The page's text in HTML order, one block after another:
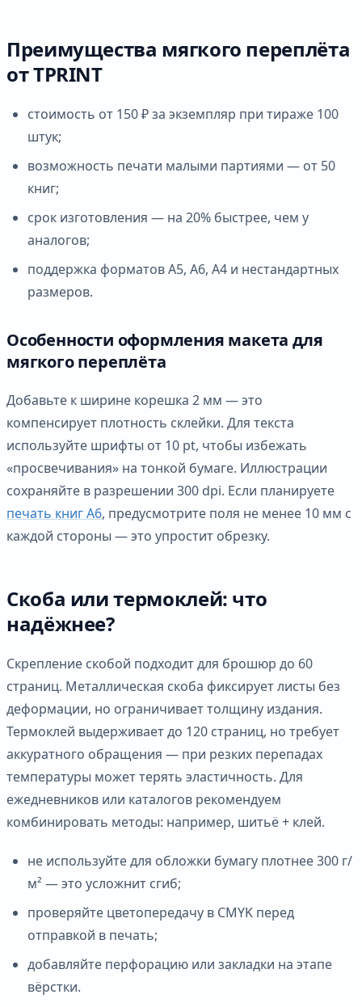
Преимущества мягкого переплёта
от TPRINT
стоимость от 150 ₽ за экземпляр при тираже 100
штук;
возможность печати малыми партиями — от 50
книг;
срок изготовления — на 20% быстрее, чем у
аналогов;
поддержка форматов А5, А6, А4 и нестандартных
размеров.
Особенности оформления макета для
мягкого переплёта
Добавьте к ширине корешка 2 мм — это
компенсирует плотность склейки. Для текста
используйте шрифты от 10 pt, чтобы избежать
«просвечивания» на тонкой бумаге. Иллюстрации
сохраняйте в разрешении 300 dpi. Если планируете
печать книг А6, предусмотрите поля не менее 10 мм с
каждой стороны — это упростит обрезку.
Скоба или термоклей: что
надёжнее?
Скрепление скобой подходит для брошюр до 60
страниц. Металлическая скоба фиксирует листы без
деформации, но ограничивает толщину издания.
Термоклей выдерживает до 120 страниц, но требует
аккуратного обращения — при резких перепадах
температуры может терять эластичность. Для
ежедневников или каталогов рекомендуем
комбинировать методы: например, шитьё + клей.
не используйте для обложки бумагу плотнее 300 г/
м² — это усложнит сгиб;
проверяйте цветопередачу в CMYK перед
отправкой в печать;
добавляйте перфорацию или закладки на этапе
вёрстки.